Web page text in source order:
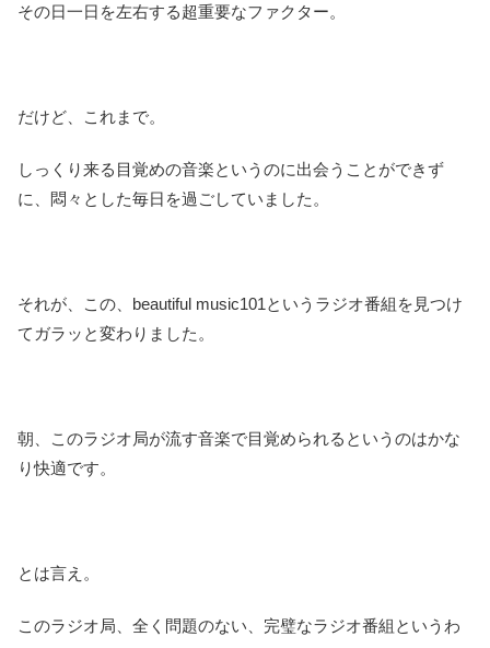
その日一日を左右する超重要なファクター。
だけど、これまで。
しっくり来る目覚めの音楽というのに出会うことができず
に、悶々とした毎日を過ごしていました。
それが、この、beautiful music101というラジオ番組を見つけ
てガラッと変わりました。
朝、このラジオ局が流す音楽で目覚められるというのはかな
り快適です。
とは言え。
このラジオ局、全く問題のない、完璧なラジオ番組というわ